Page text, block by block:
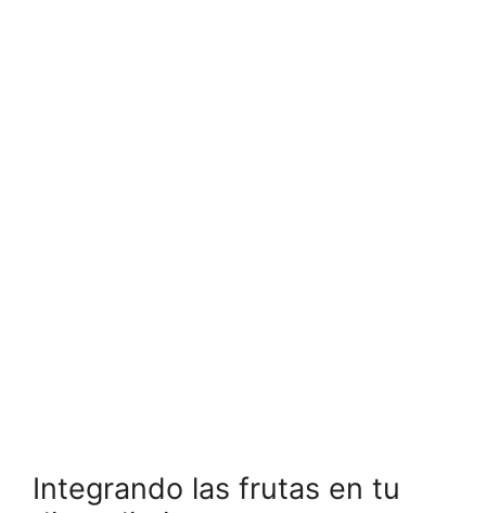
Integrando las frutas en tu